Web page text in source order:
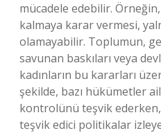
mücadele edebilir.
kalmaya karar vermesi,
olamayabilir. Toplumun,
savunan baskıları veya
kadınların bu kararları
şekilde, bazı hükümetler
kontrolünü teşvik ederken,
teşvik edici politikalar